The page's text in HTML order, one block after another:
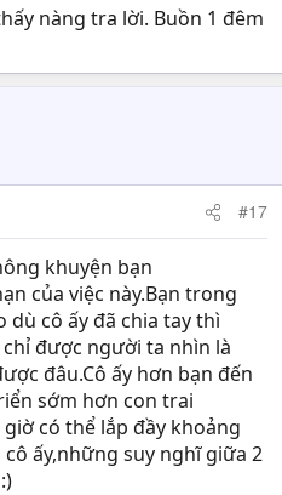
nàng tra lời. Buồn 1 đêm
#17
khuyện bạn
của việc này.Bạn trong
dù cô ấy đã chia tay thì
được người ta nhìn là
đâu.Cô ấy hơn bạn đến
sớm hơn con trai
có thể lắp đầy khoảng
ấy,những suy nghĩ giữa 2